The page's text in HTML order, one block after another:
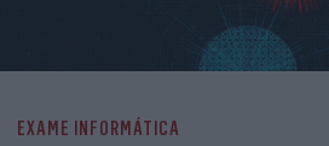
EXAME INFORMÁTICA